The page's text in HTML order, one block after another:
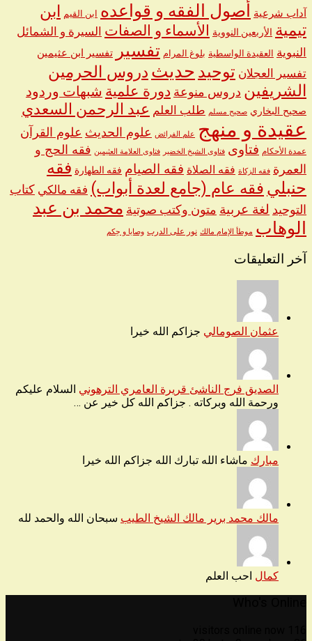
آداب شرعية أصول الفقه و قواعده ابن القيم
ابن
تيمية الأربعين النووية الأسماء و الصفات السيرة و الشمائل
النبوية العقيدة الواسطية بلوغ المرام تفسير تفسير ابن عثيمين
تفسير العجلان توحيد حديث دروس الحرمين
الشريفين دروس منوعة دورة علمية شبهات وردود
صحيح البخاري صحيح مسلم طلب العلم عبد الرحمن السعدي
عقيدة و منهج علم الفرائض علوم الحديث علوم القرآن
عمدة الأحكام فتاوى فتاوى الشيخ الخضير فتاوى العلامة العثيمين فقه الحج و
العمرة فقه الزكاة فقه الصلاة فقه الصيام فقه الطهارة فقه
حنبلي فقه عام (جامع لعدة أبواب) فقه مالكي كتاب
التوحيد لغة عربية متون وكتب صوتية محمد بن عبد
الوهاب موطأ الإمام مالك نور على الدرب وصايا و حِكم
آخر التعليقات
عثمان الصومالي جزاكم الله خيرا
الصديق فرج الناشئ قريرة العامري الترهوني السلام عليكم
ورحمة الله وبركاته . جزاكم الله كل خير عن …
مبارك ماشاء الله تبارك الله جزاكم الله خيرا
مالك محمد برير مالك الشيخ الطيب سبحان الله والحمد لله
كمال احب العلم